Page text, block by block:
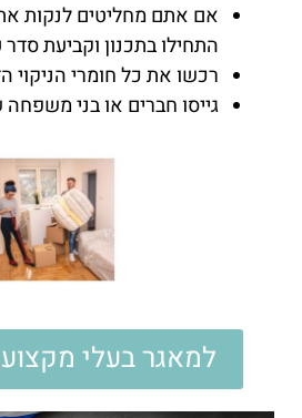
אם אתם מחליטים לנקות
התחילו בתכנון וקביעת סדר
רכשו את כל חומרי
גייסו חברים או בני משפחה
למאגר בעלי